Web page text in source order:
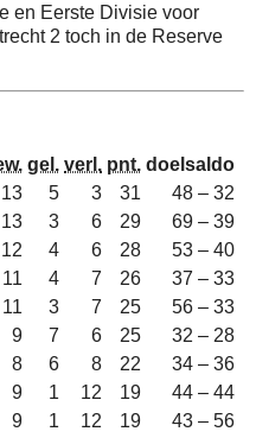
en Eerste Divisie voor
2 toch in de Reserve
gel. verl. pnt. doelsaldo
13 5 3 31
48 – 32
13 3 6 29
69 – 39
12 4 6 28
53 – 40
11 4 7 26
37 – 33
11 3 7 25
56 – 33
9 7 6 25
32 – 28
8 6 8 22
34 – 36
9 1 12 19
44 – 44
9 1 12 19
43 – 56